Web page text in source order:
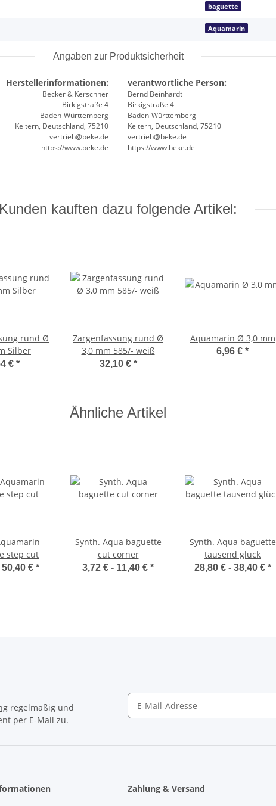
baguette
Aquamarin
Angaben zur Produktsicherheit
Herstellerinformationen:
Becker & Kerschner
Birkigstraße 4
Baden-Württemberg
Keltern, Deutschland, 75210
vertrieb@beke.de
https://www.beke.de
verantwortliche Person:
Bernd Beinhardt
Birkigstraße 4
Baden-Württemberg
Keltern, Deutschland, 75210
vertrieb@beke.de
https://www.beke.de
Kunden kauften dazu folgende Artikel:
rund Ø
Silber
€ *
Zargenfassung rund Ø
3,0 mm 585/- weiß
32,10 € *
Aquamarin Ø 3,0 mm
6,96 € *
Ähnliche Artikel
step cut
50,40 € *
Synth. Aqua baguette
cut corner
3,72 € - 11,40 € *
Synth. Aqua baguette
tausend glück
28,80 € - 38,40 € *
regelmäßig und
per E-Mail zu.
Zahlung & Versand